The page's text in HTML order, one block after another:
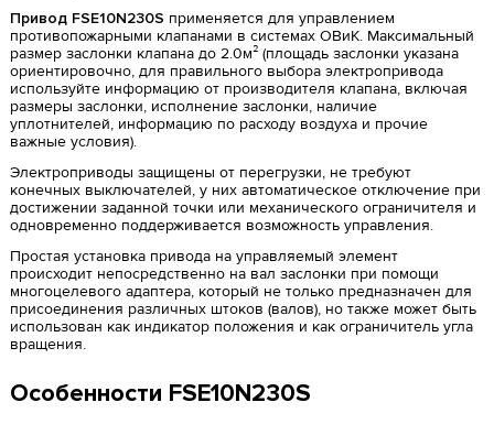
Привод FSE10N230S применяется для управлением
противопожарными клапанами в системах ОВиК. Максимальный
размер заслонки клапана до 2.0м² (площадь заслонки указана
ориентировочно, для правильного выбора электропривода
используйте информацию от производителя клапана, включая
размеры заслонки, исполнение заслонки, наличие
уплотнителей, информацию по расходу воздуха и прочие
важные условия).
Электроприводы защищены от перегрузки, не требуют
конечных выключателей, у них автоматическое отключение при
достижении заданной точки или механического ограничителя и
одновременно поддерживается возможность управления.
Простая установка привода на управляемый элемент
происходит непосредственно на вал заслонки при помощи
многоцелевого адаптера, который не только предназначен для
присоединения различных штоков (валов), но также может быть
использован как индикатор положения и как ограничитель угла
вращения.
Особенности FSE10N230S